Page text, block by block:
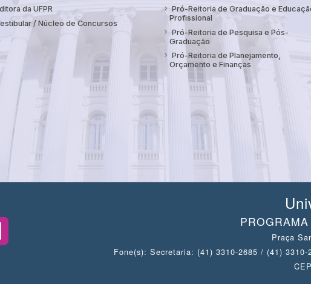
da UFPR
/ Núcleo de Concursos
Pró-Reitoria de Graduação e
Profissional
Pró-Reitoria de Pesquisa e Pós-
Graduação
Pró-Reitoria de Planejamento,
Orçamento e Finanças
Praça
Fone(s): Secretaria: (41) 3310-2685 / (41)